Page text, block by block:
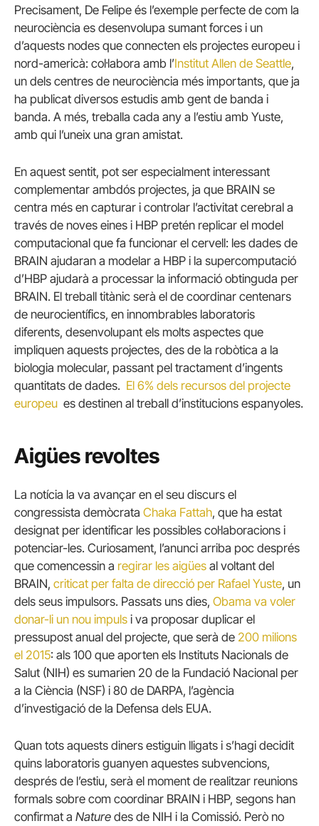
Precisament, De Felipe és l’exemple perfecte de com la
neurociència es desenvolupa sumant forces i un
d’aquests nodes que connecten els projectes europeu i
nord-americà: col·labora amb l’Institut Allen de Seattle,
un dels centres de neurociència més importants, que ja
ha publicat diversos estudis amb gent de banda i
banda. A més, treballa cada any a l’estiu amb Yuste,
amb qui l’uneix una gran amistat.
En aquest sentit, pot ser especialment interessant
complementar ambdós projectes, ja que BRAIN se
centra més en capturar i controlar l’activitat cerebral a
través de noves eines i HBP pretén replicar el model
computacional que fa funcionar el cervell: les dades de
BRAIN ajudaran a modelar a HBP i la supercomputació
d’HBP ajudarà a processar la informació obtinguda per
BRAIN. El treball titànic serà el de coordinar centenars
de neurocientífics, en innombrables laboratoris
diferents, desenvolupant els molts aspectes que
impliquen aquests projectes, des de la robòtica a la
biologia molecular, passant pel tractament d’ingents
quantitats de dades. El 6% dels recursos del projecte
europeu es destinen al treball d’institucions espanyoles.
Aigües revoltes
La notícia la va avançar en el seu discurs el
congressista demòcrata Chaka Fattah, que ha estat
designat per identificar les possibles col·laboracions i
potenciar-les. Curiosament, l’anunci arriba poc després
que comencessin a regirar les aigües al voltant del
BRAIN, criticat per falta de direcció per Rafael Yuste, un
dels seus impulsors. Passats uns dies, Obama va voler
donar-li un nou impuls i va proposar duplicar el
pressupost anual del projecte, que serà de 200 milions
el 2015: als 100 que aporten els Instituts Nacionals de
Salut (NIH) es sumarien 20 de la Fundació Nacional per
a la Ciència (NSF) i 80 de DARPA, l’agència
d’investigació de la Defensa dels EUA.
Quan tots aquests diners estiguin lligats i s’hagi decidit
quins laboratoris guanyen aquestes subvencions,
després de l’estiu, serà el moment de realitzar reunions
formals sobre com coordinar BRAIN i HBP, segons han
confirmat a Nature des de NIH i la Comissió. Però no